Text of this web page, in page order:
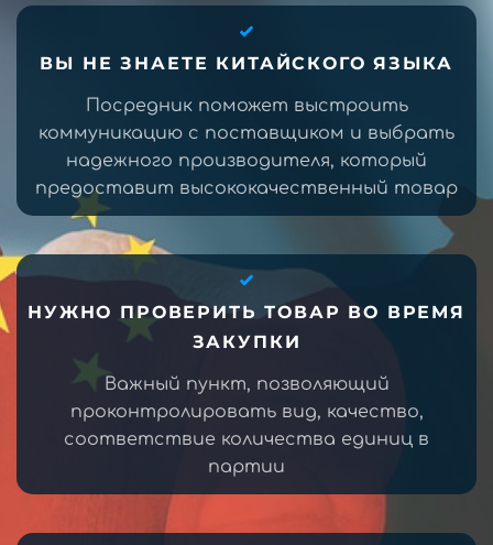
ВЫ НЕ ЗНАЕТЕ КИТАЙСКОГО ЯЗЫКА
Посредник поможет выстроить
коммуникацию с поставщиком и выбрать
надежного производителя, который
предоставит высококачественный товар
НУЖНО ПРОВЕРИТЬ ТОВАР ВО ВРЕМЯ
ЗАКУПКИ
Важный пункт, позволяющий
проконтролировать вид, качество,
соответствие количества единиц в
партии